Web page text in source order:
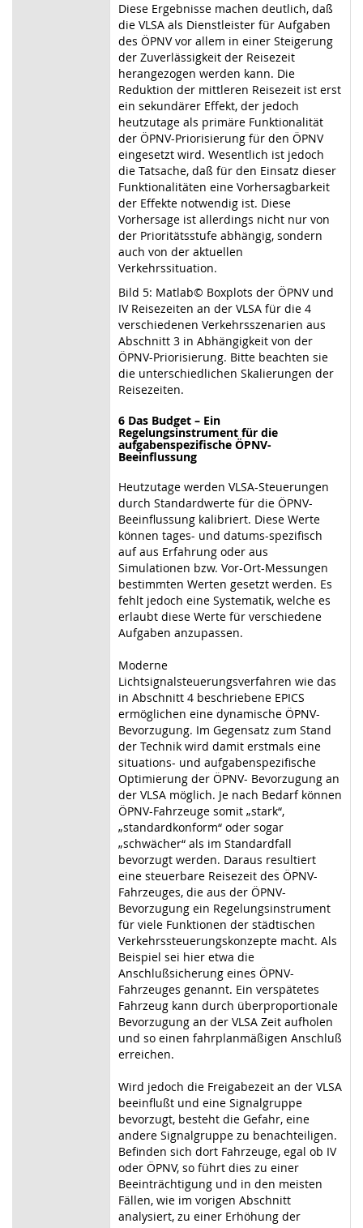
Diese Ergebnisse machen deutlich, daß
die VLSA als Dienstleister für Aufgaben
des ÖPNV vor allem in einer Steigerung
der Zuverlässigkeit der Reisezeit
herangezogen werden kann. Die
Reduktion der mittleren Reisezeit ist erst
ein sekundärer Effekt, der jedoch
heutzutage als primäre Funktionalität
der ÖPNV-Priorisierung für den ÖPNV
eingesetzt wird. Wesentlich ist jedoch
die Tatsache, daß für den Einsatz dieser
Funktionalitäten eine Vorhersagbarkeit
der Effekte notwendig ist. Diese
Vorhersage ist allerdings nicht nur von
der Prioritätsstufe abhängig, sondern
auch von der aktuellen
Verkehrssituation.
Bild 5: Matlab© Boxplots der ÖPNV und
IV Reisezeiten an der VLSA für die 4
verschiedenen Verkehrsszenarien aus
Abschnitt 3 in Abhängigkeit von der
ÖPNV-Priorisierung. Bitte beachten sie
die unterschiedlichen Skalierungen der
Reisezeiten.
6 Das Budget – Ein
Regelungsinstrument für die
aufgabenspezifische ÖPNV-
Beeinflussung
Heutzutage werden VLSA-Steuerungen
durch Standardwerte für die ÖPNV-
Beeinflussung kalibriert. Diese Werte
können tages- und datums-spezifisch
auf aus Erfahrung oder aus
Simulationen bzw. Vor-Ort-Messungen
bestimmten Werten gesetzt werden. Es
fehlt jedoch eine Systematik, welche es
erlaubt diese Werte für verschiedene
Aufgaben anzupassen.
Moderne
Lichtsignalsteuerungsverfahren wie das
in Abschnitt 4 beschriebene EPICS
ermöglichen eine dynamische ÖPNV-
Bevorzugung. Im Gegensatz zum Stand
der Technik wird damit erstmals eine
situations- und aufgabenspezifische
Optimierung der ÖPNV- Bevorzugung an
der VLSA möglich. Je nach Bedarf können
ÖPNV-Fahrzeuge somit „stark“,
„standardkonform“ oder sogar
„schwächer“ als im Standardfall
bevorzugt werden. Daraus resultiert
eine steuerbare Reisezeit des ÖPNV-
Fahrzeuges, die aus der ÖPNV-
Bevorzugung ein Regelungsinstrument
für viele Funktionen der städtischen
Verkehrssteuerungskonzepte macht. Als
Beispiel sei hier etwa die
Anschlußsicherung eines ÖPNV-
Fahrzeuges genannt. Ein verspätetes
Fahrzeug kann durch überproportionale
Bevorzugung an der VLSA Zeit aufholen
und so einen fahrplanmäßigen Anschluß
erreichen.
Wird jedoch die Freigabezeit an der VLSA
beeinflußt und eine Signalgruppe
bevorzugt, besteht die Gefahr, eine
andere Signalgruppe zu benachteiligen.
Befinden sich dort Fahrzeuge, egal ob IV
oder ÖPNV, so führt dies zu einer
Beeinträchtigung und in den meisten
Fällen, wie im vorigen Abschnitt
analysiert, zu einer Erhöhung der